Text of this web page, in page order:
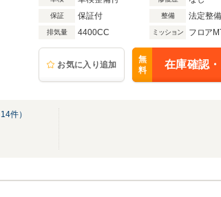
保証 保証付 整備 法定整
排気量 4400CC ミッション フロア
お気に入り追加
無
料
在庫確認
14件）